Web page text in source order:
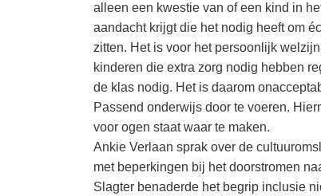
alleen een kwestie van of een kind in
aandacht krijgt die het nodig heeft om
zitten. Het is voor het persoonlijk
kinderen die extra zorg nodig hebben
de klas nodig. Het is daarom
Passend onderwijs door te voeren.
voor ogen staat waar te maken.
Ankie Verlaan sprak over de
met beperkingen bij het doorstromen
Slagter benaderde het begrip inclusie